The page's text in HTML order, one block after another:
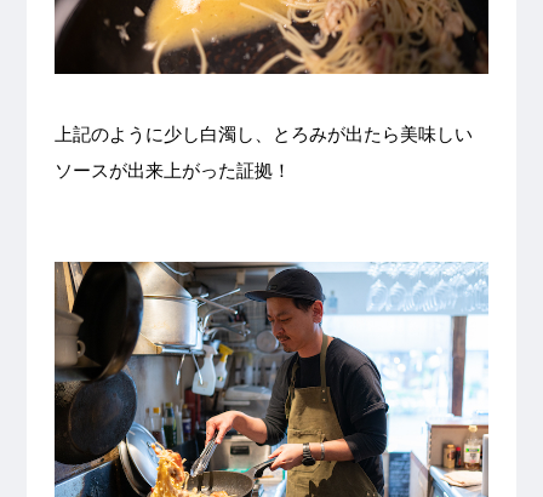
上記のように少し白濁し、とろみが出たら美味しい
ソースが出来上がった証拠！